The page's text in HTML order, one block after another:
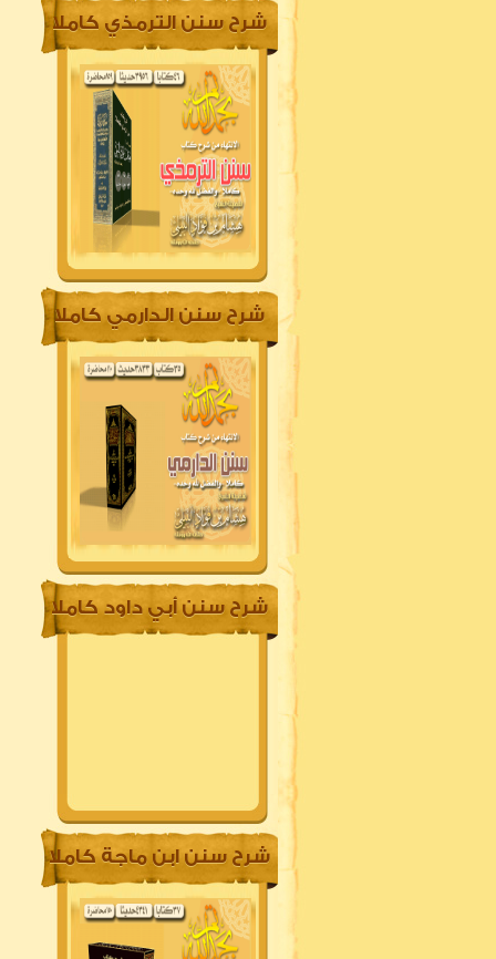
شرح سنن الترمذي كاملا
شرح سنن الدارمي كاملا
شرح سنن أبي داود كاملا
شرح سنن ابن ماجة كاملا